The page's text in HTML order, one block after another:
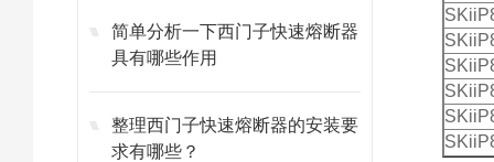
简单分析一下西门子快速熔断器
具有哪些作用
整理西门子快速熔断器的安装要
求有哪些？